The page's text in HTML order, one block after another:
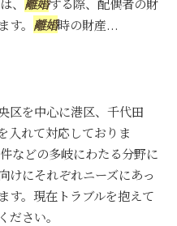
。 離婚時の財産...
区を中心に港区、千代田
入れて対応しておりま
などの多岐にわたる分野に
けにそれぞれニーズにあっ
す。現在トラブルを抱えて
さい。